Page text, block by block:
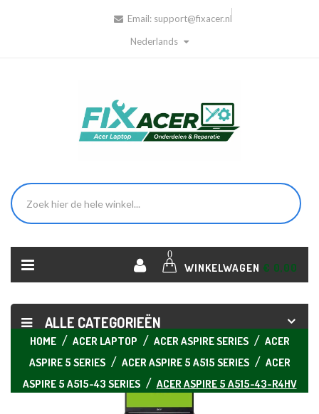
Email: support@fixacer.nl
Nederlands
0
WINKELWAGEN € 0,00
ALLE CATEGORIEËN
HOME ACER LAPTOP ACER ASPIRE SERIES
ACER
ASPIRE 5 SERIES
ACER ASPIRE 5 A515 SERIES
ACER
ASPIRE 5 A515-43 SERIES
ACER ASPIRE 5 A515-43-R4HV